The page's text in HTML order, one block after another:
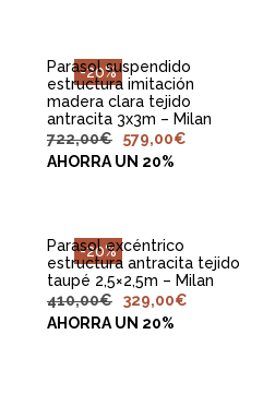
-20%
Parasol suspendido
estructura imitación
madera clara tejido
antracita 3x3m – Milan
722,00€ 579,00€
AHORRA UN 20%
-20%
Parasol excéntrico
estructura antracita tejido
taupé 2,5×2,5m – Milan
410,00€ 329,00€
AHORRA UN 20%